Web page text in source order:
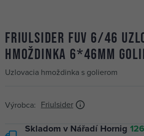
FRIULSIDER FUV 6/46
hmoždinka 6*46mm
Uzlovacia hmoždinka s golierom
Výrobca: Friulsider
Skladom v Nářadí Hornig